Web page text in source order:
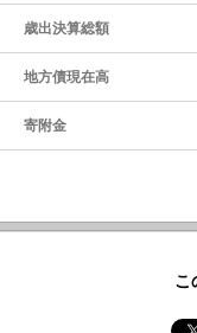
歳出決算総額
地方債現在高
寄附金
こ